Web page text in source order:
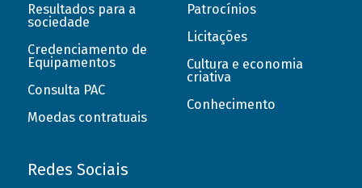
Resultados para a
sociedade
Credenciamento de
Equipamentos
Consulta PAC
Moedas contratuais
Patrocínios
Licitações
Cultura e economia
criativa
Conhecimento
Redes Sociais